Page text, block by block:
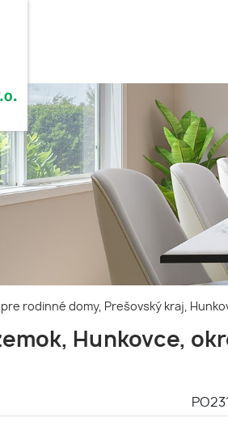
rodinné domy, Prešovský kraj,
Hunkovce,